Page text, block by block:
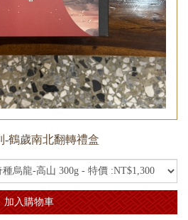
-鶴歲南北翻轉禮盒
加入購物車